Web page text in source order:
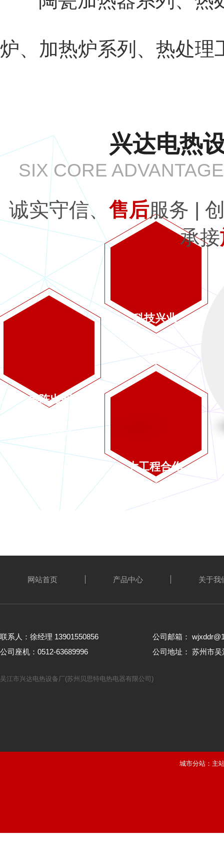
炉、加热炉系列、热处理
兴达电热
SIX CORE
诚实守信、 售后服务 |
承接
科技兴业
公司重视技术研发，
持续引进专业技术人
才
推陈出新
研发的新产品有多种
规格可供选择
大工程合作
产品应用于多项电力
网站首页 产品中心 关于我
联系人：徐经理 13901550856
公司邮箱：
公司座机：0512-63689996
公司地址： 苏州市
吴江市兴达电热设备厂(苏州贝思特电热电器有限公司)
城市分站： 主